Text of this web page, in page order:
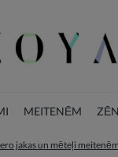
MEITENĒM
jakas un mēteļi meitenēm